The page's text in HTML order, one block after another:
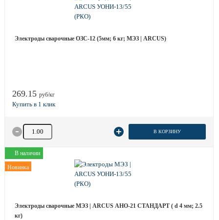
Электроды сварочные ОЗС-12 (5мм; 6 кг; МЭЗ | ARCUS)
269.15 руб/кг
Количество товара В КОРЗИНУ
В наличии
Новинка
Электроды сварочные МЭЗ | ARCUS АНО-21 СТАНДАРТ ( d 4 мм; 2.5
кг)